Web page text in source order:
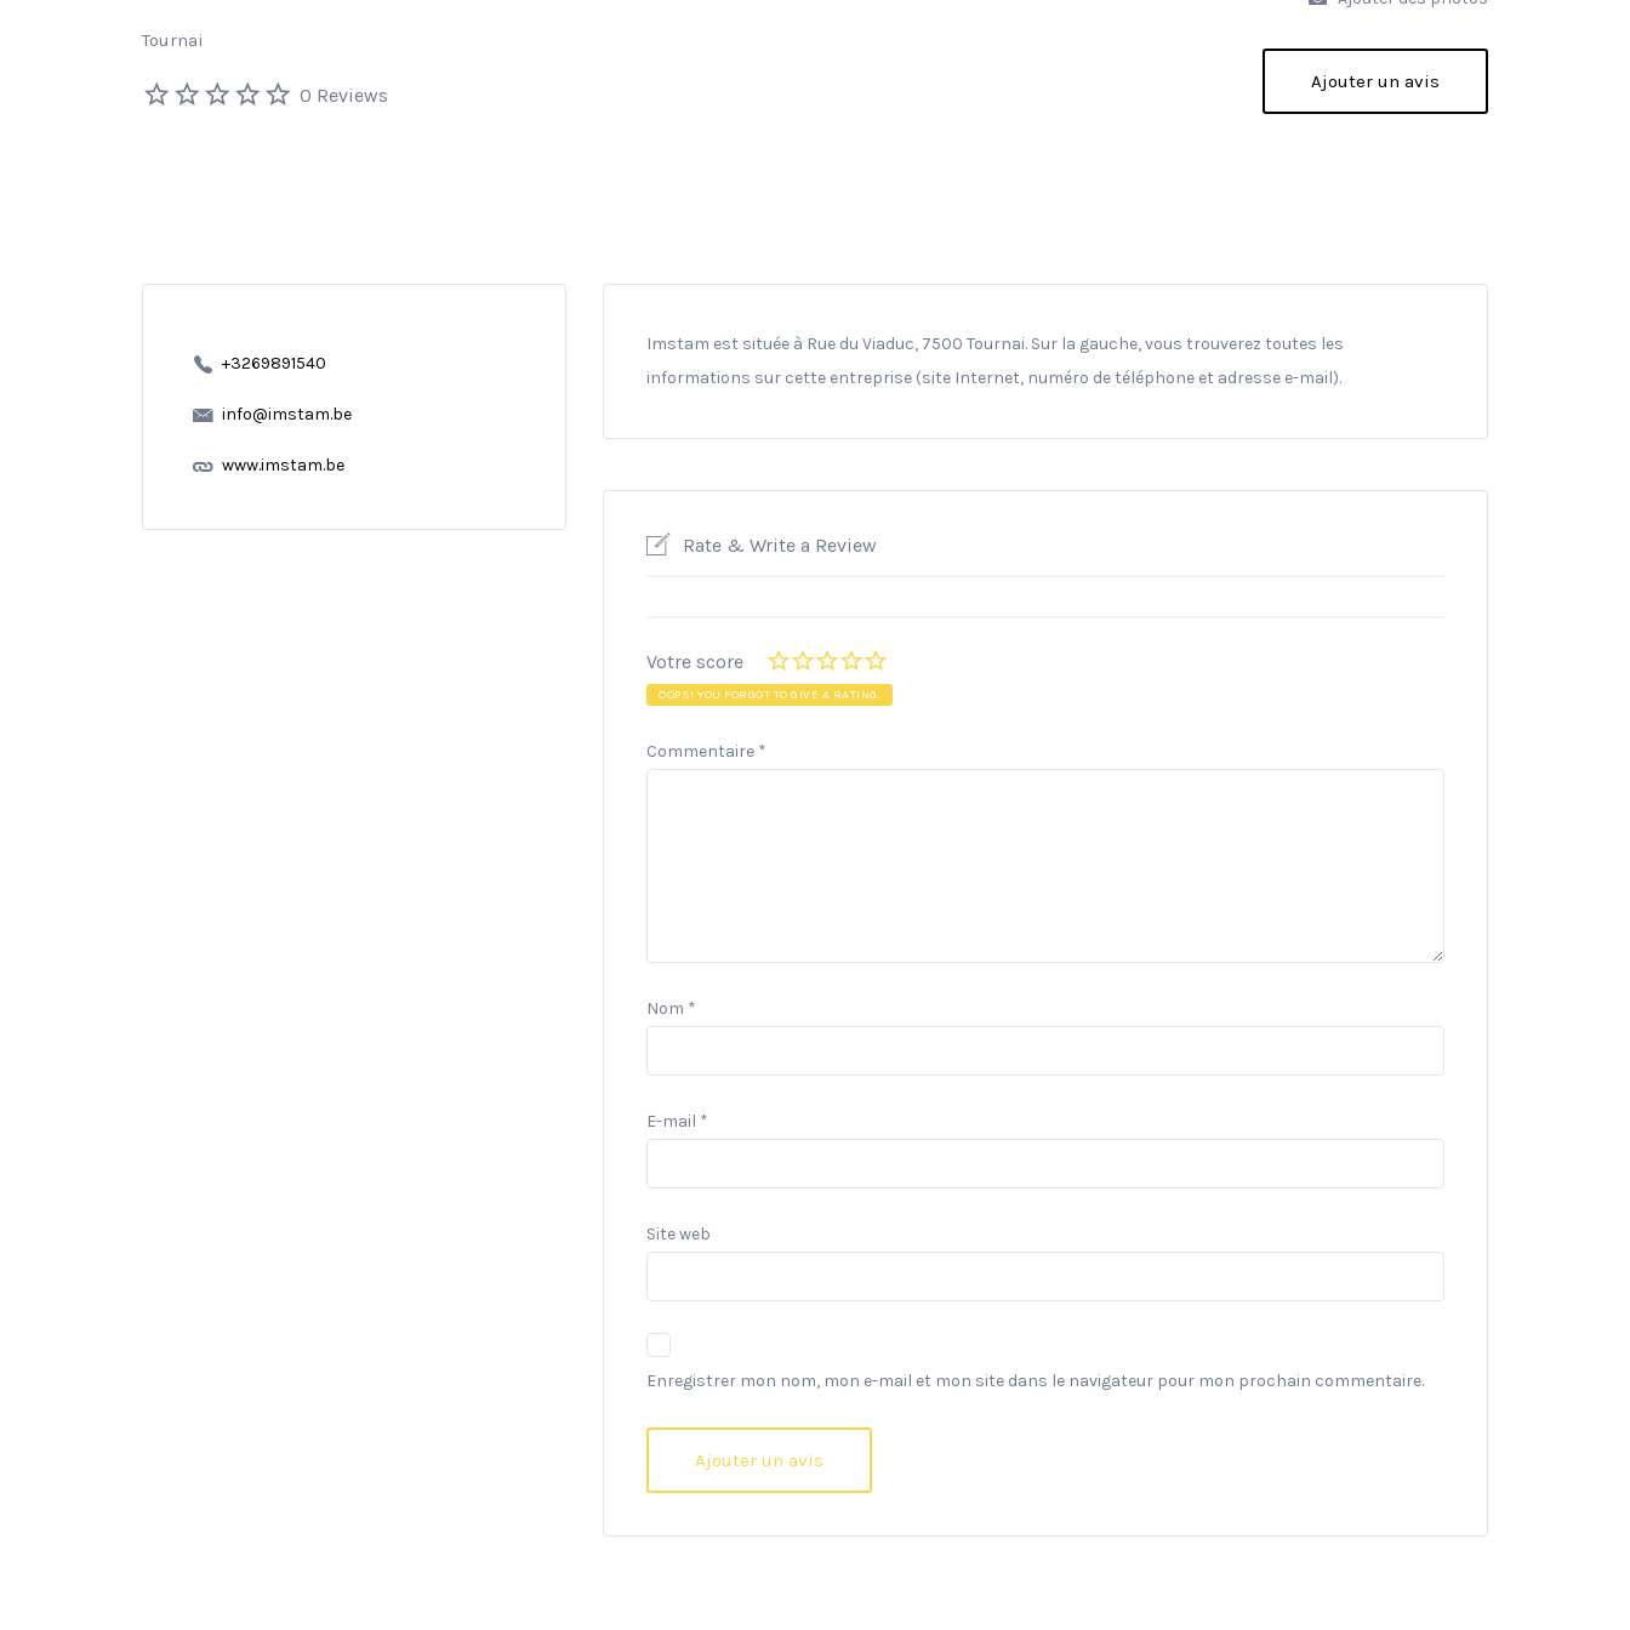
Tournai
0 Reviews
Ajouter un avis
+3269891540
info@imstam.be
www.imstam.be
Imstam est située à Rue du Viaduc, 7500 Tournai. Sur la gauche, vous trouverez toutes les
informations sur cette entreprise (site Internet, numéro de téléphone et adresse e-mail).
Rate & Write a Review
Votre score
OOPS! YOU FORGOT TO GIVE A RATING.
Commentaire *
Nom *
E-mail *
Site web
Enregistrer mon nom, mon e-mail et mon site dans le navigateur pour mon prochain commentaire.